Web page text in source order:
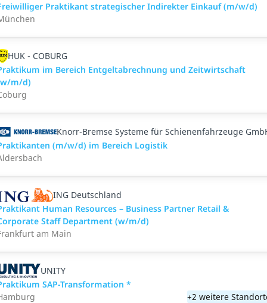
Praktikant strategischer Indirekter Einkauf (m/w/d)
HUK - COBURG
im Bereich Entgeltabrechnung und Zeitwirtschaft
m/d)
Knorr-Bremse Systeme für Schienenfahrzeuge
(m/w/d) im Bereich Logistik
ING Deutschland
Human Resources – Business Partner Retail &
Staff Department (w/m/d)
am Main
UNITY
SAP-Transformation *
+2 weitere